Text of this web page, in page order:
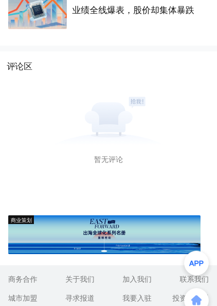
业绩全线爆表，股价却集体暴跌
评论区
暂无评论
商业策划
商务合作 关于我们 加入我们
联系我们
城市加盟
寻求报道 我要入驻 投资者关系